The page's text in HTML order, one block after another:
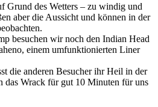
Grund des Wetters – zu windig und
aber die Aussicht und können in der
besuchen wir noch den Indian Head
einem umfunktionierten Liner
die anderen Besucher ihr Heil in der
das Wrack für gut 10 Minuten für uns